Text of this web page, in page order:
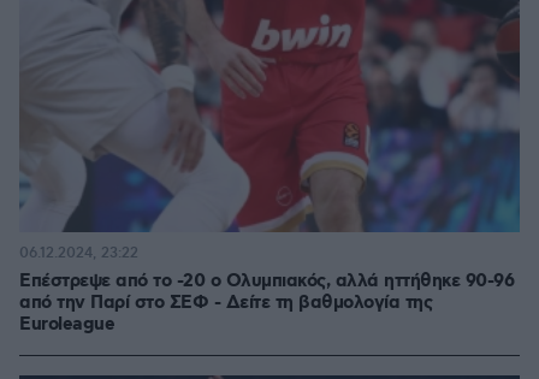
Επέστρεψε από το -20 ο Ολυμπιακός, αλλά ηττήθηκε 90-96
από την Παρί στο ΣΕΦ - Δείτε τη βαθμολογία της
Euroleague
06.12.2024, 23:22